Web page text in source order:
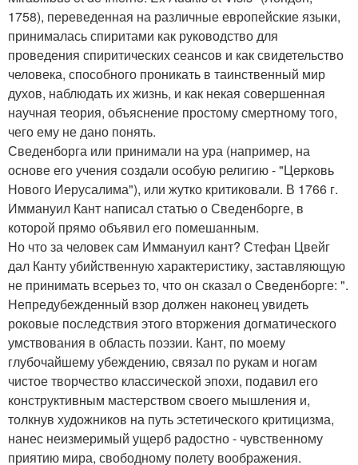
1758), переведенная на различные европейские языки,
принималась спиритами как руководство для
проведения спиритических сеансов и как свидетельство
человека, способного проникать в таинственный мир
духов, наблюдать их жизнь, и как некая совершенная
научная теория, объяснение простому смертному того,
чего ему не дано понять.
Сведенборга или принимали на ура (например, на
основе его учения создали особую религию - "Церковь
Нового Иерусалима"), или жутко критиковали. В 1766 г.
Иммануил Кант написал статью о Сведенборге, в
которой прямо объявил его помешанным.
Но что за человек сам Иммануил кант? Стефан Цвейг
дал Канту убийственную характеристику, заставляющую
не принимать всерьез то, что он сказал о Сведенборге: ".
Непредубежденный взор должен наконец увидеть
роковые последствия этого вторжения догматического
умствования в область поэзии. Кант, по моему
глубочайшему убеждению, связал по рукам и ногам
чистое творчество классической эпохи, подавил его
конструктивным мастерством своего мышления и,
толкнув художников на путь эстетического критицизма,
нанес неизмеримый ущерб радостно - чувственному
приятию мира, свободному полету воображения.